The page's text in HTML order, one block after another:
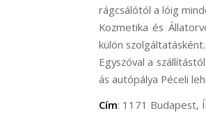
rágcsálótól a lóig
Kozmetika és
külön szolgáltatásként.
Egyszóval a
ás autópálya Péceli
Cím: 1171 Budapest,